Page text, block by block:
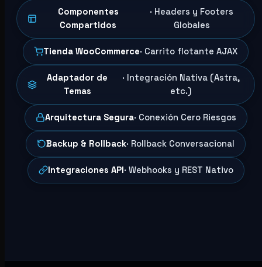
Componentes
Compartidos
· Headers y Footers
Globales
Tienda WooCommerce· Carrito flotante AJAX
Adaptador de
Temas
· Integración Nativa (Astra,
etc.)
Arquitectura Segura· Conexión Cero Riesgos
Backup & Rollback· Rollback Conversacional
Integraciones API· Webhooks y REST Nativo